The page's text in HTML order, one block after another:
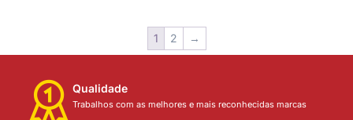
1 2 →
Qualidade
Trabalhos com as melhores e mais reconhecidas marcas